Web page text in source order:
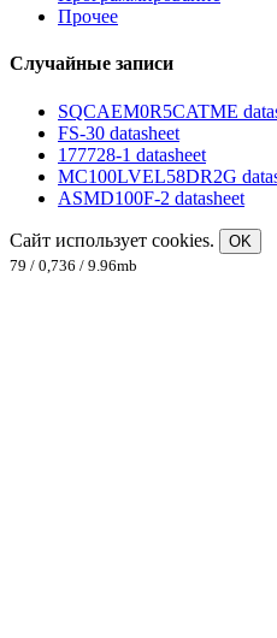
Прочее
Случайные записи
SQCAEM0R5CATME
FS-30 datasheet
177728-1 datasheet
MC100LVEL58DR2G
ASMD100F-2 datasheet
Сайт использует cookies.
OK
79 / 0,736 / 9.96mb